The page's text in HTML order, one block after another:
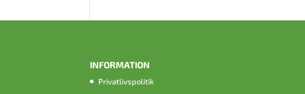
INFORMATION
Privatlivspolitik